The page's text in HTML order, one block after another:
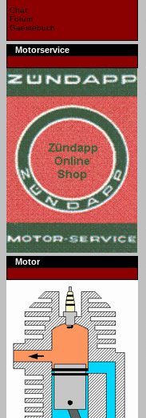
Chat
Forum
Gaestebuch
Motorservice
Motor